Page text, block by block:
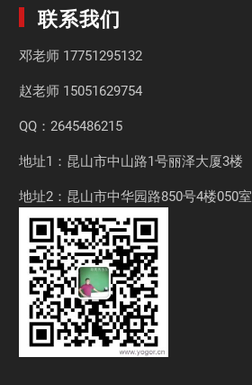
联系我们
邓老师 17751295132
赵老师 15051629754
QQ：2645486215
地址1：昆山市中山路1号丽泽大厦3楼
地址2：昆山市中华园路850号4楼050室